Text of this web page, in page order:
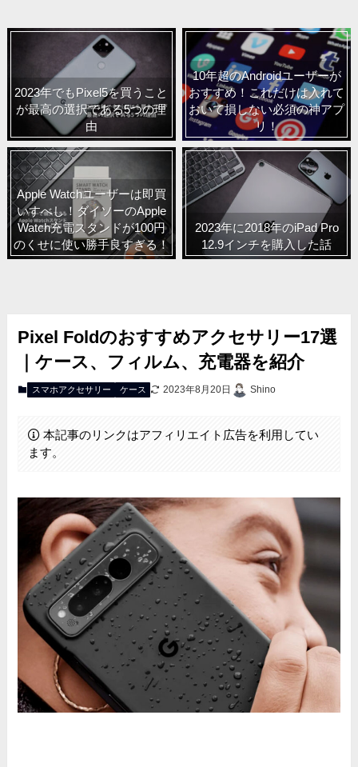
2023年でもPixel5を買うこと
が最高の選択である5つの理
由
10年超のAndroidユーザーが
おすすめ！これだけは入れて
おいて損しない必須の神アプ
リ！
Apple Watchユーザーは即買
いすべし！ダイソーのApple
Watch充電スタンドが100円
のくせに使い勝手良すぎる！
2023年に2018年のiPad Pro
12.9インチを購入した話
Pixel Foldのおすすめアクセサリー17選
｜ケース、フィルム、充電器を紹介
スマホアクセサリー ケース 2023年8月20日 Shino
本記事のリンクはアフィリエイト広告を利用してい
ます。